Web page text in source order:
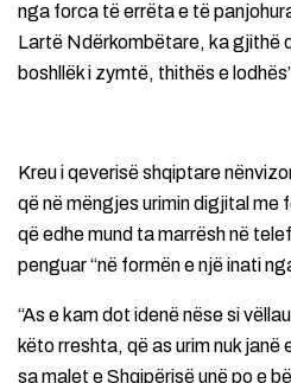
nga forca të errëta e të
Lartë Ndërkombëtare, ka gjithë
boshllëk i zymtë, thithës e
Kreu i qeverisë shqiptare
që në mëngjes urimin digjital me
që edhe mund ta marrësh në
penguar “në formën e një inati
“As e kam dot idenë nëse si
këto rreshta, që as urim nuk
sa malet e Shqipërisë unë po e